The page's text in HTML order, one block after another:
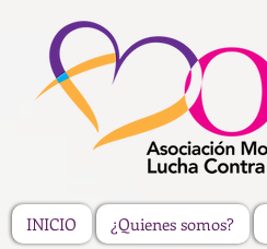
INICIO ¿Quienes somos?